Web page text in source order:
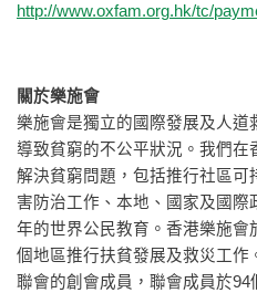
http://www.oxfam.org.hk/tc/
關於樂施會
樂施會是獨立的國際發展及人道
導致貧窮的不公平狀況。我們在
解決貧窮問題，包括推行社區可
害防治工作、本地、國家及國
年的世界公民教育。香港樂施會
個地區推行扶貧發展及救災工作
聯會的創會成員，聯會成員於94